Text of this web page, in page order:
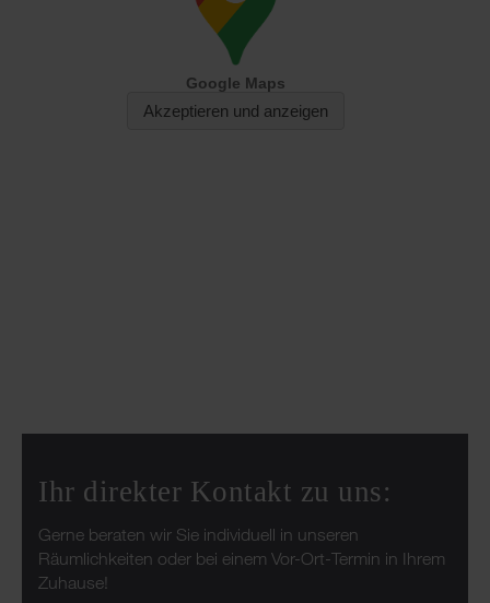
Ihr direkter Kontakt zu uns:
Gerne beraten wir Sie individuell in unseren
Räumlichkeiten oder bei einem Vor-Ort-Termin in Ihrem
Zuhause!